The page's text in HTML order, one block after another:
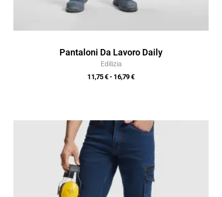
Pantaloni Da Lavoro Daily
Edilizia
11,75€- 16,79€
Fascia
prezzo:
21,01 €
30,01 €